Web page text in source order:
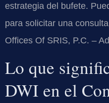
estrategia del bufete.
para solicitar una
Offices Of SRIS, P.C. –
Lo que
DWI en el